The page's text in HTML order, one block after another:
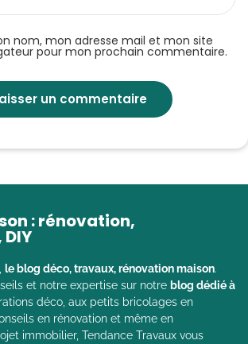
nom, mon adresse mail et mon site
pour mon prochain commentaire.
: rénovation,
le blog déco, travaux, rénovation maison.
et notre expertise sur notre blog dédié à
déco, aux petits bricolages en
en rénovation et même en
immobilier, Tendance Travaux vous